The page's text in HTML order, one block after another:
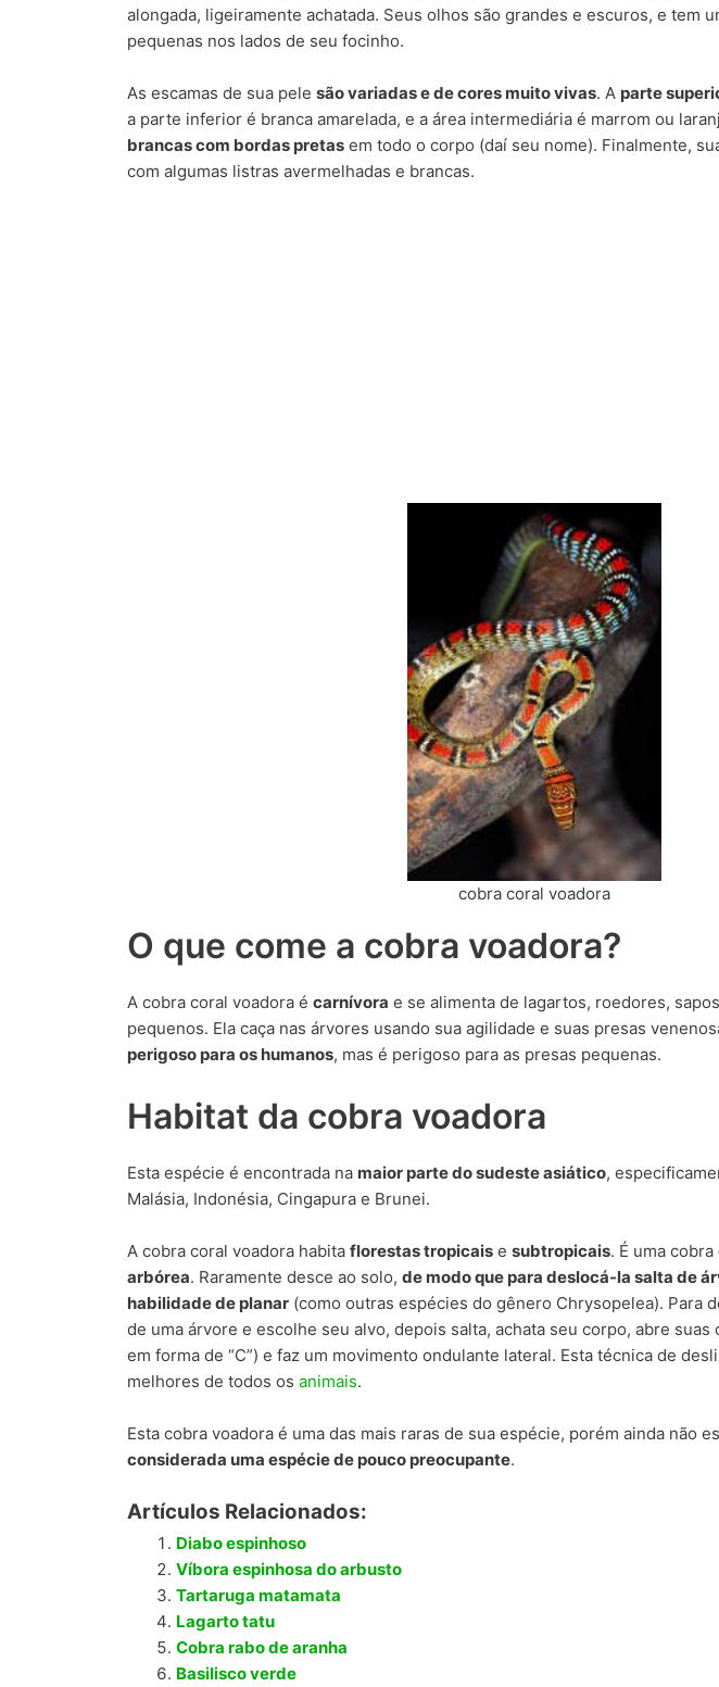
alongada, ligeiramente achatada. Seus olhos são grandes e escuros, e tem
pequenas nos lados de seu focinho.
As escamas de sua pele são variadas e de cores muito vivas. A parte
a parte inferior é branca amarelada, e a área intermediária é marrom ou
brancas com bordas pretas em todo o corpo (daí seu nome). Finalmente,
com algumas listras avermelhadas e brancas.
cobra coral voadora
O que come a cobra voadora?
A cobra coral voadora é carnívora e se alimenta de lagartos, roedores,
pequenos. Ela caça nas árvores usando sua agilidade e suas presas
perigoso para os humanos, mas é perigoso para as presas pequenas.
Habitat da cobra voadora
Esta espécie é encontrada na maior parte do sudeste asiático,
Malásia, Indonésia, Cingapura e Brunei.
A cobra coral voadora habita florestas tropicais e subtropicais. É uma cobra
arbórea. Raramente desce ao solo, de modo que para deslocá-la salta de
habilidade de planar (como outras espécies do gênero Chrysopelea). Para
de uma árvore e escolhe seu alvo, depois salta, achata seu corpo, abre
em forma de “C”) e faz um movimento ondulante lateral. Esta técnica de
melhores de todos os animais.
Esta cobra voadora é uma das mais raras de sua espécie, porém ainda não
considerada uma espécie de pouco preocupante.
Artículos Relacionados:
Diabo espinhoso
Víbora espinhosa do arbusto
Tartaruga matamata
Lagarto tatu
Cobra rabo de aranha
Basilisco verde